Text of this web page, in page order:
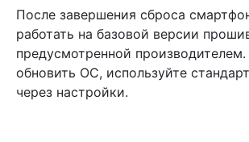
После завершения сброса
работать на базовой версии
предусмотренной
обновить ОС, используйте
через настройки.